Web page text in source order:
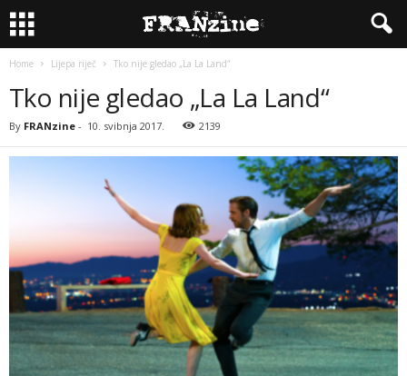
Home Lijepa riječ Tko nije gledao „La La Land“
Tko nije gledao „La La Land“
By FRANzine - 10. svibnja 2017. 2139